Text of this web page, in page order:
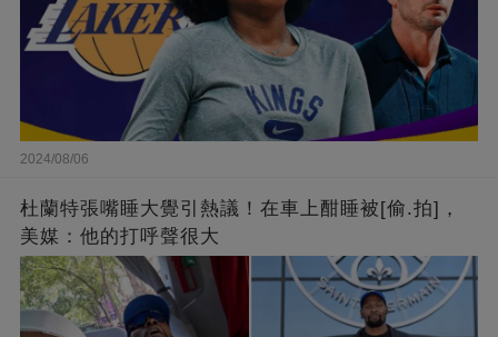
2024/08/06
杜蘭特張嘴睡大覺引熱議！在車上酣睡被[偷.拍]，
美媒：他的打呼聲很大